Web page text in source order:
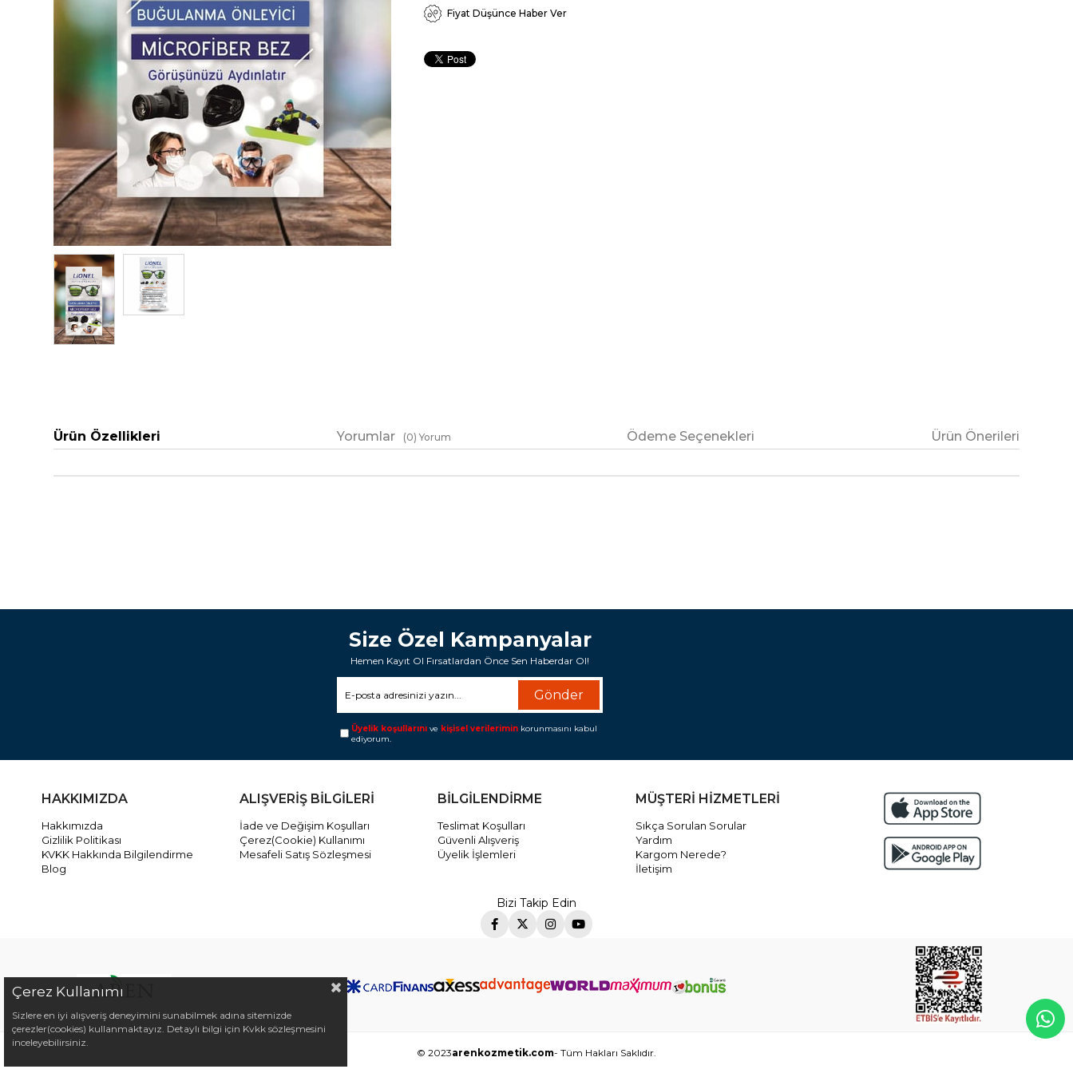
Fiyat Düşünce Haber Ver
Ürün Özellikleri Yorumlar (0) Ödeme Seçenekleri Ürün Önerileri
Size Özel Kampanyalar
Hemen Kayıt Ol Fırsatlardan Önce Sen Haberdar Ol!
Gönder
Üyelik koşullarını ve kişisel verilerimin korunmasını kabul
ediyorum.
HAKKIMIZDA
Hakkımızda
Gizlilik Politikası
KVKK Hakkında Bilgilendirme
Blog
ALIŞVERİŞ BİLGİLERİ
İade ve Değişim Koşulları
Çerez(Cookie) Kullanımı
Mesafeli Satış Sözleşmesi
BİLGİLENDİRME
Teslimat Koşulları
Güvenli Alışveriş
Üyelik İşlemleri
MÜŞTERİ HİZMETLERİ
Sıkça Sorulan Sorular
Yardım
Kargom Nerede?
İletişim
Bizi Takip Edin
© 2023arenkozmetik.com- Tüm Hakları Saklıdır.
Çerez Kullanımı
Sizlere en iyi alışveriş deneyimini sunabilmek adına sitemizde
çerezler(cookies) kullanmaktayız. Detaylı bilgi için Kvkk sözleşmesini
inceleyebilirsiniz.